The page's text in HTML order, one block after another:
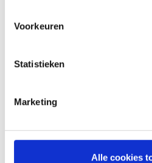
Voorkeuren
Statistieken
Marketing
Alle cookies